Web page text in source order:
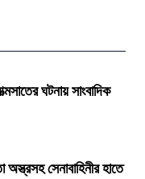
ঘটনায় সাংবাদিক
অস্ত্রসহ সেনাবাহিনীর হাতে